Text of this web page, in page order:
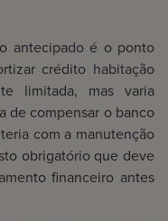
antecipado é o ponto
crédito habitação
limitada, mas varia
de compensar o banco
com a manutenção
obrigatório que deve
financeiro antes